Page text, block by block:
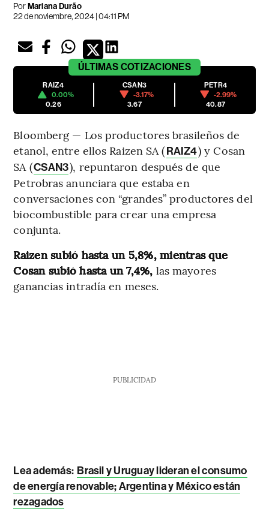
PorMariana Durão
22 de noviembre, 2024 | 04:11 PM
ÚLTIMAS COTIZACIONES
RAIZ4
0.00%
0.26
CSAN3
-3.17%
3.67
PETR4
-2.99%
40.87
Bloomberg — Los productores brasileños de
etanol, entre ellos Raizen SA (RAIZ4) y Cosan
SA (CSAN3), repuntaron después de que
Petrobras anunciara que estaba en
conversaciones con “grandes” productores del
biocombustible para crear una empresa
conjunta.
Raizen subió hasta un 5,8%, mientras que
Cosan subió hasta un 7,4%, las mayores
ganancias intradía en meses.
PUBLICIDAD
Lea además: Brasil y Uruguay lideran el consumo
de energía renovable; Argentina y México están
rezagados